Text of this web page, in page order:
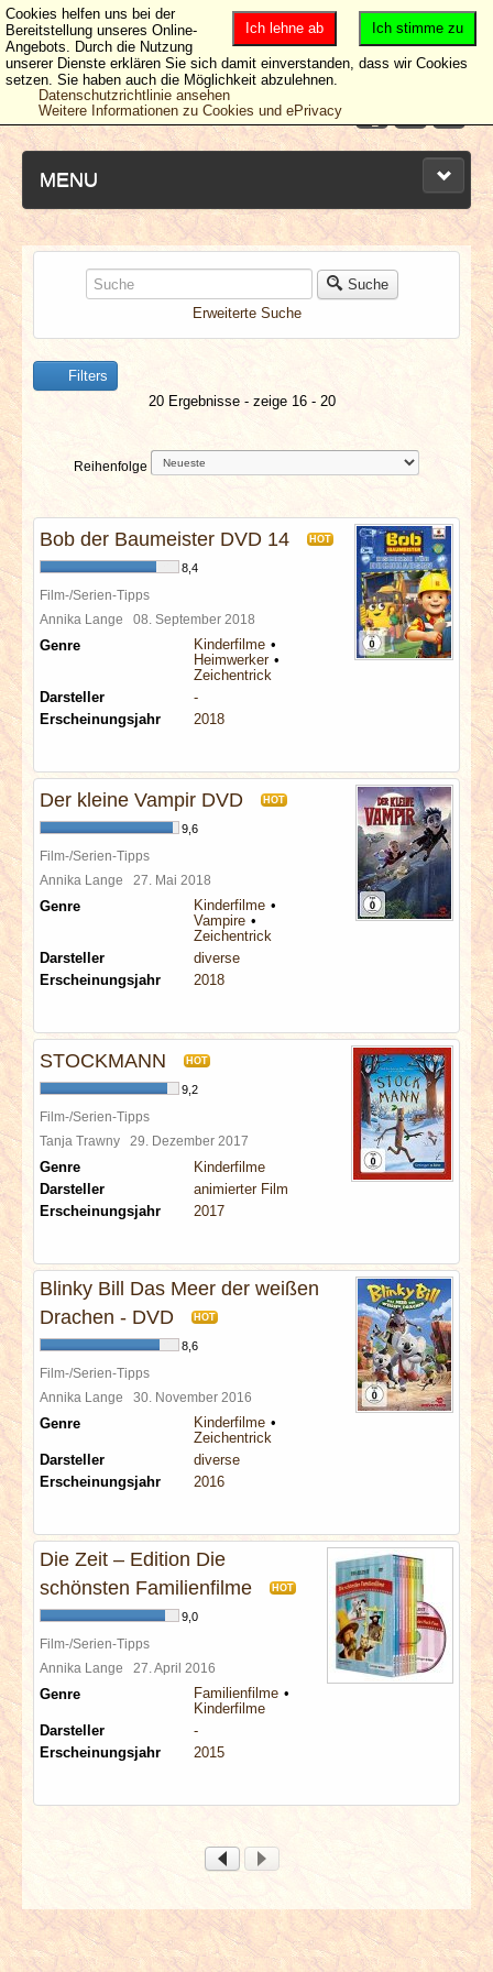
MENU
NEUESTE ARTIKEL
NEWS & DATES
BERICHTE
VERLOSUNGEN
SPECIALS
REDAKTION
Suche
Erweiterte Suche
Filters
20 Ergebnisse - zeige 16 - 20
Reihenfolge
Bob der Baumeister DVD 14 HOT
8,4
Film-/Serien-Tipps
Annika Lange 08. September 2018
Genre
Kinderfilme
Heimwerker
Zeichentrick
Darsteller
-
Erscheinungsjahr
2018
Der kleine Vampir DVD HOT
9,6
Film-/Serien-Tipps
Annika Lange 27. Mai 2018
Genre
Kinderfilme
Vampire
Zeichentrick
Darsteller
diverse
Erscheinungsjahr
2018
STOCKMANN HOT
9,2
Film-/Serien-Tipps
Tanja Trawny 29. Dezember 2017
Genre
Kinderfilme
Darsteller
animierter Film
Erscheinungsjahr
2017
Blinky Bill Das Meer der weißen
Drachen - DVD
HOT
8,6
Film-/Serien-Tipps
Annika Lange 30. November 2016
Genre
Kinderfilme
Zeichentrick
Darsteller
diverse
Erscheinungsjahr
2016
Die Zeit – Edition Die
schönsten Familienfilme
HOT
9,0
Film-/Serien-Tipps
Annika Lange 27. April 2016
Genre
Familienfilme
Kinderfilme
Darsteller
-
Erscheinungsjahr
2015
Ich stimme zu
Ich lehne ab
Cookies helfen uns bei der
Bereitstellung unseres Online-
Angebots. Durch die Nutzung
unserer Dienste erklären Sie sich damit einverstanden, dass wir Cookies
setzen. Sie haben auch die Möglichkeit abzulehnen.
Datenschutzrichtlinie ansehen
Weitere Informationen zu Cookies und ePrivacy